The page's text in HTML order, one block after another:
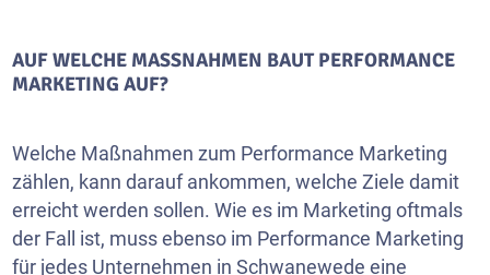
AUF WELCHE MASSNAHMEN BAUT PERFORMANCE M
ARKETING AUF?
Welche Maßnahmen zum Performance Marketing
zählen, kann darauf ankommen, welche Ziele damit
erreicht werden sollen. Wie es im Marketing oftmals
der Fall ist, muss ebenso im Performance Marketing
für jedes Unternehmen in Schwanewede eine